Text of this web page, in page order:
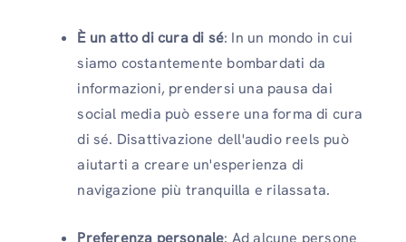
È un atto di cura di sé: In un mondo in cui
siamo costantemente bombardati da
informazioni, prendersi una pausa dai
social media può essere una forma di cura
di sé. Disattivazione dell'audio reels può
aiutarti a creare un'esperienza di
navigazione più tranquilla e rilassata.
Preferenza personale: Ad alcune persone